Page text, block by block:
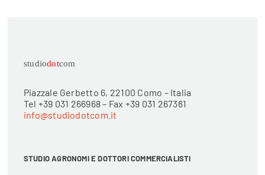
studiodotcom
Piazzale Gerbetto 6, 22100 Como – Italia
Tel +39 031 266968 – Fax +39 031 267361
info@studiodotcom.it
STUDIO AGRONOMI E DOTTORI COMMERCIALISTI